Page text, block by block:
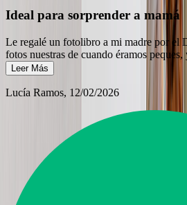
Ideal para sorprender a mamá
Le regalé un fotolibro a mi madre por el
fotos nuestras de cuando éramos
Leer Más
Lucía Ramos, 12/02/2026